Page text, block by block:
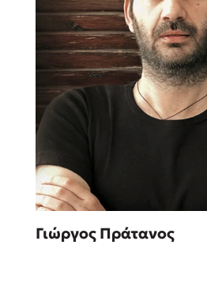
Χάρης Πολίτης
Καθρέφτης
Sebastian Fitzek
Γιώργος Πράτανος